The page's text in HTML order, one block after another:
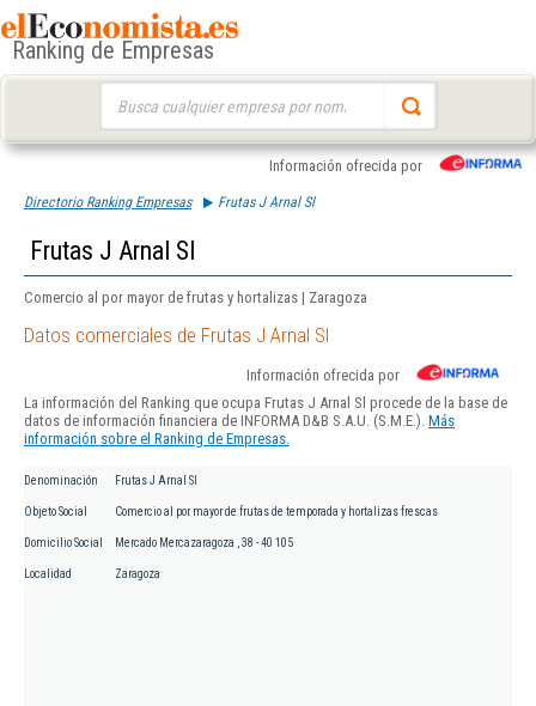
Ranking de Empresas
Información ofrecida por
Directorio Ranking Empresas Frutas J Arnal Sl
Frutas J Arnal Sl
Comercio al por mayor de frutas y hortalizas | Zaragoza
Datos comerciales de Frutas J Arnal Sl
Información ofrecida por
La información del Ranking que ocupa Frutas J Arnal Sl procede de la base de
datos de información financiera de INFORMA D&B S.A.U. (S.M.E.). Más
información sobre el Ranking de Empresas.
Denominación Frutas J Arnal Sl
Objeto Social Comercio al por mayor de frutas de temporada y hortalizas frescas
Domicilio Social Mercado Mercazaragoza , 38 - 40 105
Localidad Zaragoza